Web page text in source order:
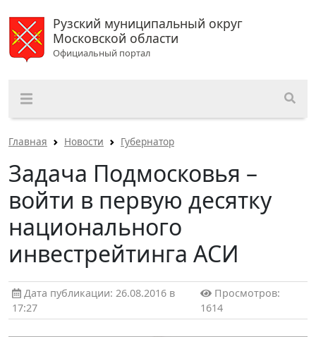
Рузский муниципальный округ
Московской области
Официальный портал
Главная Новости Губернатор
Задача Подмосковья –
войти в первую десятку
национального
инвестрейтинга АСИ
Дата публикации: 26.08.2016 в
17:27
Просмотров:
1614